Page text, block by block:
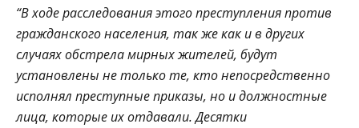
“В ходе расследования этого преступления против
гражданского населения, так же как и в других
случаях обстрела мирных жителей, будут
установлены не только те, кто непосредственно
исполнял преступные приказы, но и должностные
лица, которые их отдавали. Десятки